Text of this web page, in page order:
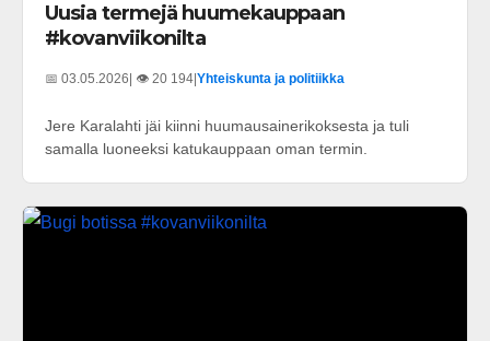
Uusia termejä huumekauppaan
#kovanviikonilta
📅 03.05.2026 | 👁️ 20 194 Yhteiskunta ja politiikka
Jere Karalahti jäi kiinni huumausainerikoksesta ja tuli
samalla luoneeksi katukauppaan oman termin.